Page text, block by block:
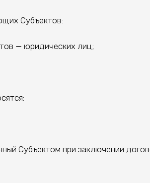
Субъектов:
— юридических лиц;
Субъектом при заключении